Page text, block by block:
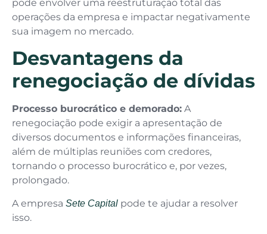
pode envolver uma reestruturação total das
operações da empresa e impactar negativamente
sua imagem no mercado.
Desvantagens da
renegociação de dívidas
Processo burocrático e demorado: A
renegociação pode exigir a apresentação de
diversos documentos e informações financeiras,
além de múltiplas reuniões com credores,
tornando o processo burocrático e, por vezes,
prolongado.
A empresa Sete Capital pode te ajudar a resolver
isso.